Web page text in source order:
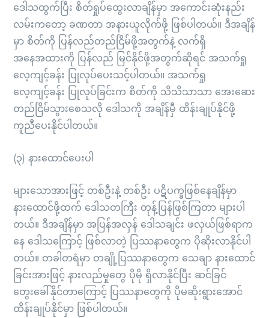
ဒေါသထွက်ပြီး စိတ်ရှုပ်ထွေးလာချိန်မှာ အကောင်းဆုံးနည်း
လမ်းကတော့ ခဏတာ အနားယူလိုက်ဖို့ ဖြစ်ပါတယ်။ ဒီအချိန်
မှာ စိတ်ကို ပြန်လည်တည်ငြိမ်ဖို့အတွက်နဲ့ လက်ရှိ
အနေအထားကို ပြန်လည် မြင်နိုင်ဖို့အတွက်ဆိုရင် အသက်ရှု
လေ့ကျင့်ခန်း ပြုလုပ်ပေးသင့်ပါတယ်။ အသက်ရှု
လေ့ကျင့်ခန်း ပြုလုပ်ခြင်းက စိတ်ကို သိသိသာသာ အေးဆေး
တည်ငြိမ်သွားစေသလို ဒေါသကို အချိန်မှီ ထိန်းချုပ်နိုင်ဖို့
ကူညီပေးနိုင်ပါတယ်။
(၃) နားထောင်ပေးပါ
များသောအားဖြင့် တစ်ဦးနဲ့ တစ်ဦး ပဋိပက္ခဖြစ်နေချိန်မှာ
နားထောင်ဖို့ထက် ဒေါသတကြီး တုန့်ပြန်ဖြစ်ကြတာ များပါ
တယ်။ ဒီအချိန်မှာ အပြန်အလှန် ဒေါသချင်း ဖလှယ်ဖြစ်ရာက
နေ ဒေါသကြောင့် ဖြစ်လာတဲ့ ပြဿနာတွေက ပိုဆိုးလာနိုင်ပါ
တယ်။ တခါတရံမှာ တချို့ပြဿနာတွေက သေချာ နားထောင်
ခြင်းအားဖြင့် နားလည်မှုတွေ ပိုမို ရှိလာနိုင်ပြီး ဆင်ခြင်
တွေးခေါ်နိုင်တာကြောင့် ပြဿနာတွေကို ပိုမဆိုးရွားအောင်
ထိန်းချုပ်နိုင်မှာ ဖြစ်ပါတယ်။